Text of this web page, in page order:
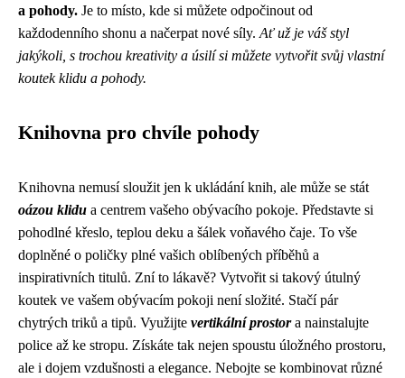
a pohody. Je to místo, kde si můžete odpočinout od
každodenního shonu a načerpat nové síly. Ať už je váš styl
jakýkoli, s trochou kreativity a úsilí si můžete vytvořit svůj vlastní
koutek klidu a pohody.
Knihovna pro chvíle pohody
Knihovna nemusí sloužit jen k ukládání knih, ale může se stát
oázou klidu a centrem vašeho obývacího pokoje. Představte si
pohodlné křeslo, teplou deku a šálek voňavého čaje. To vše
doplněné o poličky plné vašich oblíbených příběhů a
inspirativních titulů. Zní to lákavě? Vytvořit si takový útulný
koutek ve vašem obývacím pokoji není složité. Stačí pár
chytrých triků a tipů. Využijte vertikální prostora nainstalujte
police až ke stropu. Získáte tak nejen spoustu úložného prostoru,
ale i dojem vzdušnosti a elegance. Nebojte se kombinovat různé